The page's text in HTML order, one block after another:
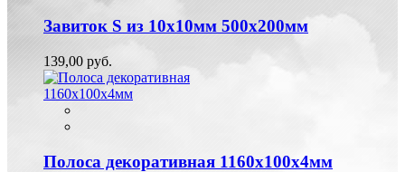
Завиток S из 10х10мм 500х200мм
139,00 руб.
Полоса декоративная 1160х100х4мм